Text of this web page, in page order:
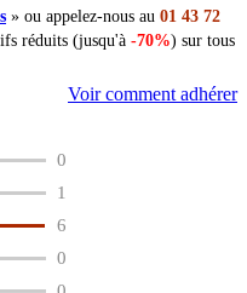
» ou appelez-nous au 01 43 72
réduits (jusqu'à -70%) sur tous
Voir comment adhérer
0
1
6
0